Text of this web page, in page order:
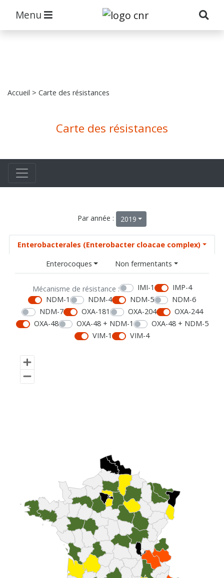
Menu
Accueil > Carte des résistances
Carte des résistances
Par année : 2019
Enterobacterales (Enterobacter cloacae complex)
Enterocoques
Non fermentants
Mécanisme de résistance : IMI-1
IMP-4
NDM-1
NDM-4 NDM-5
NDM-6
NDM-7
OXA-181 OXA-204
OXA-244
OXA-48
OXA-48 + NDM-1
OXA-48 + NDM-5
VIM-1
VIM-4